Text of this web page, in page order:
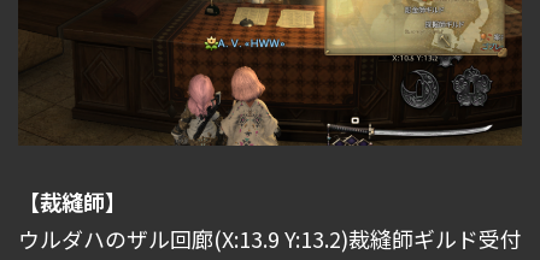
【裁縫師】
ウルダハのザル回廊(X:13.9 Y:13.2)裁縫師ギルド受付